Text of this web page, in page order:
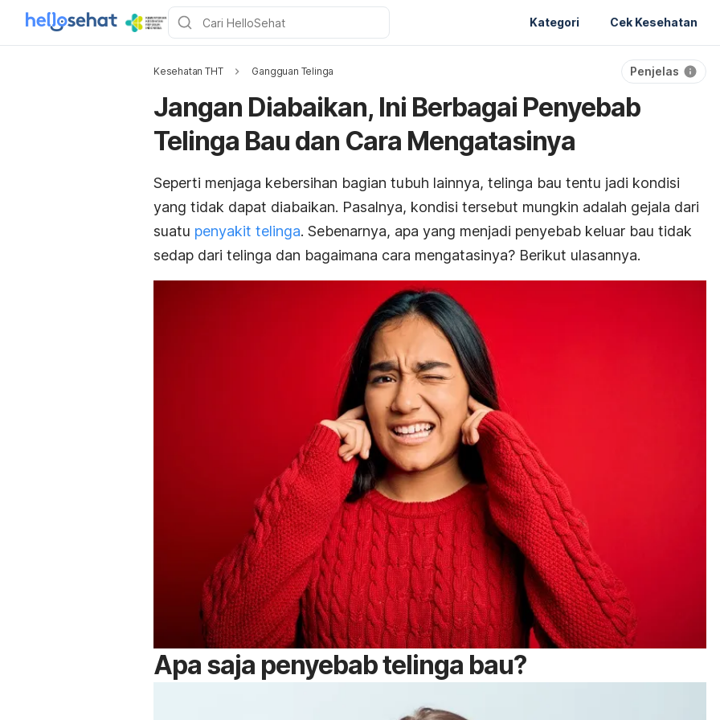
Kategori Cek Kesehatan
Kesehatan THT Gangguan Telinga Penjelas
Jangan Diabaikan, Ini Berbagai Penyebab
Telinga Bau dan Cara Mengatasinya
Seperti menjaga kebersihan bagian tubuh lainnya, telinga bau tentu jadi kondisi
yang tidak dapat diabaikan. Pasalnya, kondisi tersebut mungkin adalah gejala dari
suatu penyakit telinga. Sebenarnya, apa yang menjadi penyebab keluar bau tidak
sedap dari telinga dan bagaimana cara mengatasinya? Berikut ulasannya.
Apa saja penyebab telinga bau?